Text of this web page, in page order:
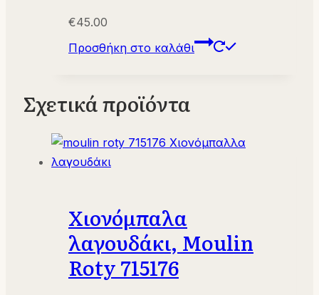
€45.00
Προσθήκη στο καλάθι
Σχετικά προϊόντα
Χιονόμπαλα
λαγουδάκι, Moulin
Roty 715176